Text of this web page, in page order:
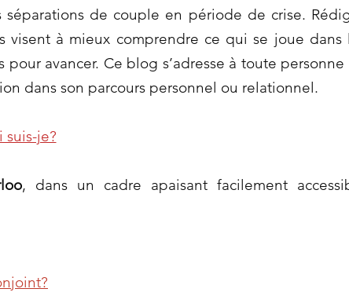
de couple en période de crise.
visent à mieux comprendre ce qui se joue dans
avancer. Ce blog s’adresse à toute personne
dans son parcours personnel ou relationnel.
suis-je?
, dans un cadre apaisant facilement